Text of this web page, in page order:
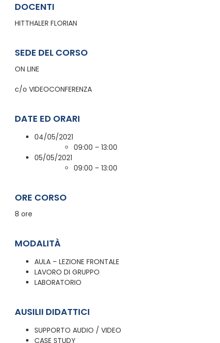
DOCENTI
HITTHALER FLORIAN
SEDE DEL CORSO
ON LINE
c/o VIDEOCONFERENZA
DATE ED ORARI
04/05/2021
09:00 – 13:00
05/05/2021
09:00 – 13:00
ORE CORSO
8 ore
MODALITÀ
AULA – LEZIONE FRONTALE
LAVORO DI GRUPPO
LABORATORIO
AUSILII DIDATTICI
SUPPORTO AUDIO / VIDEO
CASE STUDY